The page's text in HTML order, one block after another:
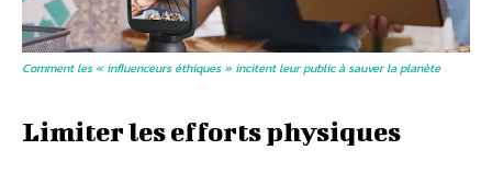
Comment les « influenceurs éthiques » incitent leur public à sauver la planète
Limiter les efforts physiques